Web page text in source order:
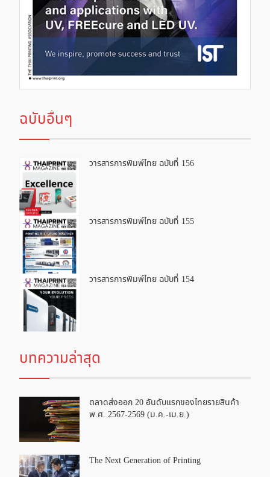
ฉบับอื่นๆ
วารสารการพิมพ์ไทย ฉบับที่ 156
วารสารการพิมพ์ไทย ฉบับที่ 155
วารสารการพิมพ์ไทย ฉบับที่ 154
บทความล่าสุด
ตลาดส่งออก 20 อันดับแรกของไทยรายสินค้า
พ.ศ. 2567-2569 (ม.ค.-เม.ย.)
The Next Generation of Printing